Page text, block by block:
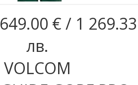
€ / 1 269.33
лв.
VOLCOM